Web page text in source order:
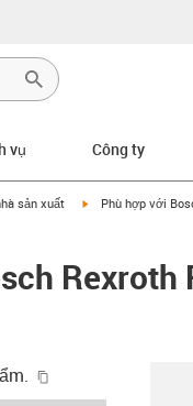
vụ Công ty
sản xuất igus-icon-arrow-
Phù hợp với
Rexroth